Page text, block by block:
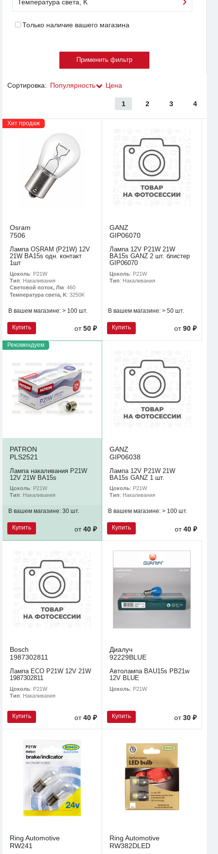
Температура света, K
Только наличие вашего магазина
Сортировка: Популярность Цена
1 2 3 4
Хит продаж
Osram
7506
Лампа OSRAM (P21W) 12V
21W BA15s одн. контакт
1шт
Цоколь: P21W
Тип: Накаливания
Световой поток, Лм: 460
Температура света, K: 3250K
В вашем магазине: > 100 шт.
Купить от50 ₽
GANZ
GIP06070
Лампа 12V P21W 21W
BA15s GANZ 2 шт. блистер
GIP06070
Цоколь: P21W
Тип: Накаливания
В вашем магазине: > 50 шт.
Купить от90 ₽
Рекомендуем
PATRON
PLS2521
Лампа накаливания P21W
12V 21W BA15s
Цоколь: P21W
Тип: Накаливания
В вашем магазине: 30 шт.
Купить от40 ₽
GANZ
GIP06038
Лампа 12V P21W 21W
BA15s GANZ 1 шт.
Цоколь: P21W
Тип: Накаливания
В вашем магазине: > 100 шт.
Купить от40 ₽
Bosch
1987302811
Лампа ECO P21W 12V 21W
1987302811
Цоколь: P21W
Тип: Накаливания
Купить от40 ₽
Диалуч
92229BLUE
Автолампа BAU15s PB21w
12V BLUE
Цоколь: P21W
Купить от30 ₽
Ring Automotive
RW241
Ring Automotive
RW382DLED